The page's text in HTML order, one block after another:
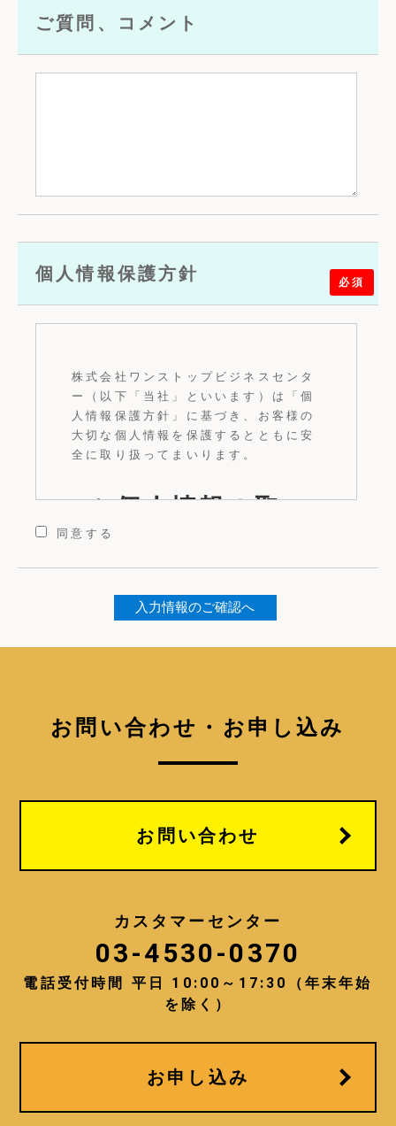
ご質問、コメント
個人情報保護方針 必須
株式会社ワンストップビジネスセンタ
ー（以下「当社」といいます）は「個
人情報保護方針」に基づき、お客様の
大切な個人情報を保護するとともに安
全に取り扱ってまいります。
1.個人情報の取
得
番号、メールアドレス、銀行口座番
クッキーなどそれ単体では特定の個人
られている場合（または容易に照合す
ることができる場合）のオンライン識
・当社の提供する商品・サービスをご
利用いただく為。
・お客様の本人確認をする為。
・お客様への問い合わせに対応し、ま
を防止する為。
・お客様への商品のお届けや、メール
の配信等、お客様がご希望されたサー
同意する
お問い合わせ・お申し込み
お問い合わせ
カスタマーセンター
03-4530-0370
電話受付時間 平日 10:00～17:30（年末年始
を除く）
お申し込み